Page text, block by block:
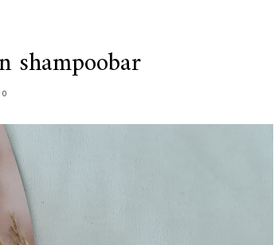
shampoobar